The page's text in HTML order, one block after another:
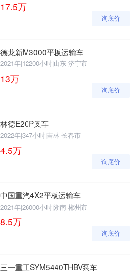
17.5万
询底价
德龙新M3000平板运输车
2021年|12200小时|山东-济宁市
13万
询底价
林德E20P叉车
2022年|347小时|吉林-长春市
4.5万
询底价
中国重汽4X2平板运输车
2021年|26000小时|湖南-郴州市
8.5万
询底价
三一重工SYM5440THBV泵车